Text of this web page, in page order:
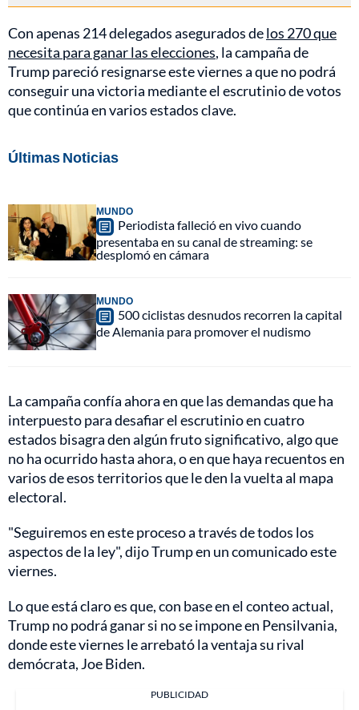
Con apenas 214 delegados asegurados delos 270 que
necesita para ganar las elecciones, la campaña de
Trump pareció resignarse este viernes a que no podrá
conseguir una victoria mediante el escrutinio de votos
que continúa en varios estados clave.
Últimas Noticias
MUNDO
Periodista falleció en vivo cuando
presentaba en su canal de streaming: se
desplomó en cámara
MUNDO
500 ciclistas desnudos recorren la capital
de Alemania para promover el nudismo
La campaña confía ahora en que las demandas que ha
interpuesto para desafiar el escrutinio en cuatro
estados bisagra den algún fruto significativo, algo que
no ha ocurrido hasta ahora, o en que haya recuentos en
varios de esos territorios que le den la vuelta al mapa
electoral.
"Seguiremos en este proceso a través de todos los
aspectos de la ley", dijo Trump en un comunicado este
viernes.
Lo que está claro es que, con base en el conteo actual,
Trump no podrá ganar si no se impone en Pensilvania,
donde este viernes le arrebató la ventaja su rival
demócrata, Joe Biden.
PUBLICIDAD